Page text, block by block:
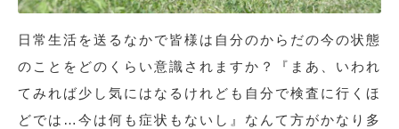
日常生活を送るなかで皆様は自分のからだの今の状態
のことをどのくらい意識されますか？『まあ、いわれ
てみれば少し気にはなるけれども自分で検査に行くほ
どでは…今は何も症状もないし』なんて方がかなり多